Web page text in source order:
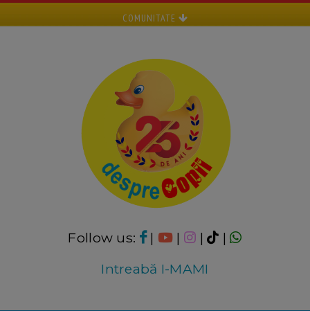
COMUNITATE
Follow us: | | |
|
Intreabă I-MAMI